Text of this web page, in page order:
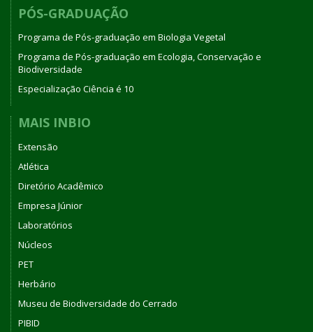
PÓS-GRADUAÇÃO
Programa de Pós-graduação em Biologia Vegetal
Programa de Pós-graduação em Ecologia, Conservação e
Biodiversidade
Especialização Ciência é 10
MAIS INBIO
Extensão
Atlética
Diretório Acadêmico
Empresa Júnior
Laboratórios
Núcleos
PET
Herbário
Museu de Biodiversidade do Cerrado
PIBID